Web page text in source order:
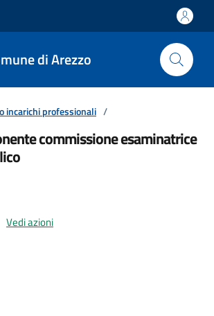
di Arezzo
incarichi professionali /
commissione esaminatrice
Vedi azioni